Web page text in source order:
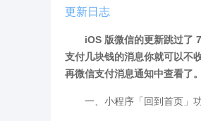
更新日志
iOS 版微信的更新跳过了
支付几块钱的消息你就可以不
再微信支付消息通知中查看了。
一、小程序「回到首页」功